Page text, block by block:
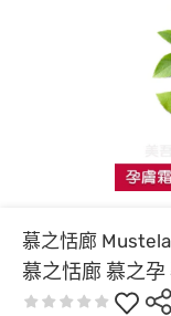
慕之恬廊 Mustela
慕之恬廊 慕之